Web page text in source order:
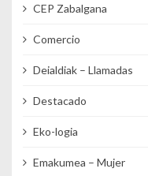
CEP Zabalgana
Comercio
Deialdiak – Llamadas
Destacado
Eko-logia
Emakumea – Mujer